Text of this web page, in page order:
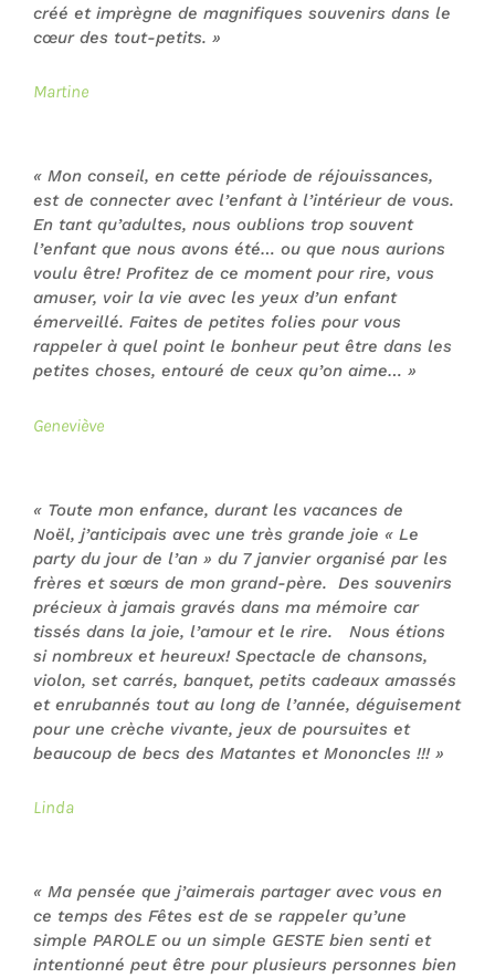
créé et imprègne de magnifiques souvenirs dans le
cœur des tout-petits. »
Martine
« Mon conseil, en cette période de réjouissances,
est de connecter avec l’enfant à l’intérieur de vous.
En tant qu’adultes, nous oublions trop souvent
l’enfant que nous avons été… ou que nous aurions
voulu être! Profitez de ce moment pour rire, vous
amuser, voir la vie avec les yeux d’un enfant
émerveillé. Faites de petites folies pour vous
rappeler à quel point le bonheur peut être dans les
petites choses, entouré de ceux qu’on aime… »
Geneviève
« Toute mon enfance, durant les vacances de
Noël, j’anticipais avec une très grande joie « Le
party du jour de l’an » du 7 janvier organisé par les
frères et sœurs de mon grand-père. Des souvenirs
précieux à jamais gravés dans ma mémoire car
tissés dans la joie, l’amour et le rire. Nous étions
si nombreux et heureux! Spectacle de chansons,
violon, set carrés, banquet, petits cadeaux amassés
et enrubannés tout au long de l’année, déguisement
pour une crèche vivante, jeux de poursuites et
beaucoup de becs des Matantes et Mononcles !!! »
Linda
« Ma pensée que j’aimerais partager avec vous en
ce temps des Fêtes est de se rappeler qu’une
simple PAROLE ou un simple GESTE bien senti et
intentionné peut être pour plusieurs personnes bien